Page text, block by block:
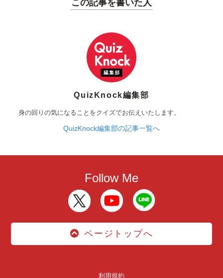
この記事を書いた人
QuizKnock編集部
身の回りの気になることをクイズでお伝えいたします。
QuizKnock編集部の記事一覧へ
Follow Me
ページトップへ
利用規約